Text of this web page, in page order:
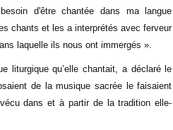
d'être chantée dans ma langue
chants et les a interprétés avec ferveur
laquelle ils nous ont immergés ».
liturgique qu’elle chantait, a déclaré le
de la musique sacrée le faisaient
dans et à partir de la tradition elle-